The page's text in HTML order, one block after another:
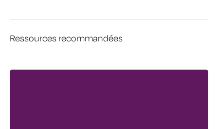
Ressources recommandées